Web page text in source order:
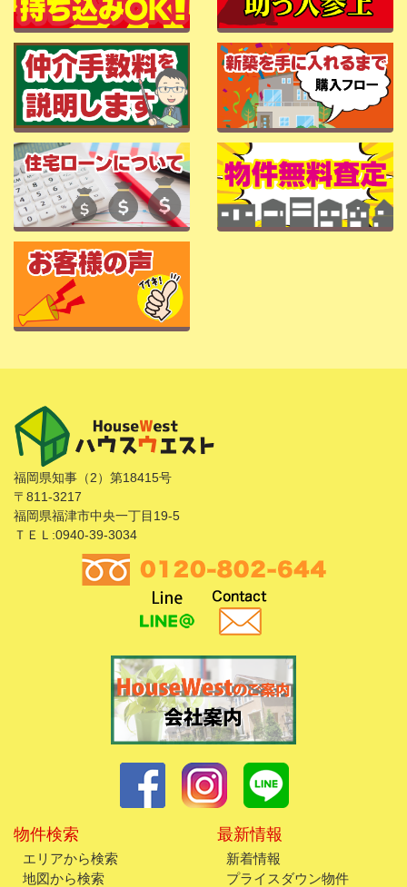
福岡県知事（2）第18415号
〒811-3217
福岡県福津市中央一丁目19-5
ＴＥＬ:0940-39-3034
物件検索
エリアから検索
地図から検索
最新情報
新着情報
プライスダウン物件